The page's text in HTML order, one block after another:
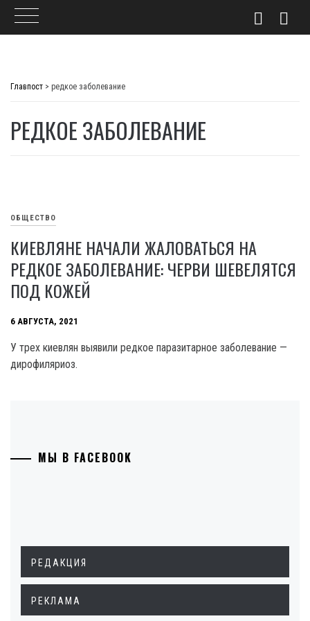
Главпост > редкое заболевание
РЕДКОЕ ЗАБОЛЕВАНИЕ
ОБЩЕСТВО
КИЕВЛЯНЕ НАЧАЛИ ЖАЛОВАТЬСЯ НА
РЕДКОЕ ЗАБОЛЕВАНИЕ: ЧЕРВИ ШЕВЕЛЯТСЯ
ПОД КОЖЕЙ
6 АВГУСТА, 2021
У трех киевлян выявили редкое паразитарное заболевание —
дирофиляриоз.
МЫ В FACEBOOK
РЕДАКЦИЯ
РЕКЛАМА